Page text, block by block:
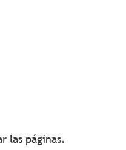
las páginas.